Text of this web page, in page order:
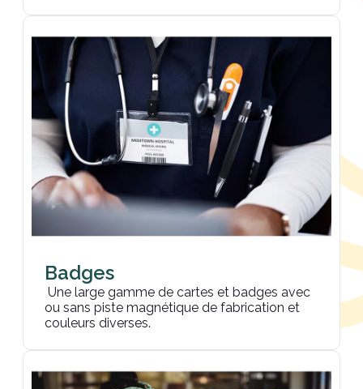
Badges
Une large gamme de cartes et badges avec
ou sans piste magnétique de fabrication et
couleurs diverses.